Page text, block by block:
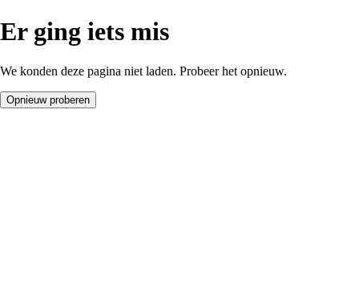
Er ging iets mis
We konden deze pagina niet laden. Probeer het opnieuw.
Opnieuw proberen